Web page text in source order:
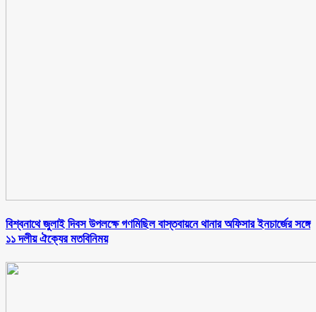
বিশ্বনাথে জুলাই দিবস উপলক্ষে গণমিছিল বাস্তবায়নে থানার অফিসার ইনচার্জের সঙ্গে
১১ দলীয় ঐক্যের মতবিনিময়